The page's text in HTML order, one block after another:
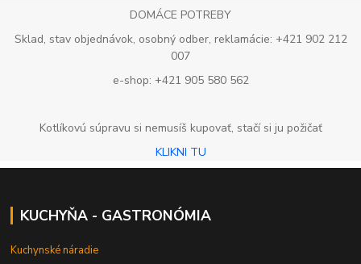
DOMÁCE POTREBY
Sklad, stav objednávok, osobný odber, reklamácie: +421 902 212
007
e-shop: +421 905 580 562
Kotlíkovú súpravu si nemusíš kupovať, stačí si ju požičať
KLIKNI TU
KUCHYŇA - GASTRONÓMIA
Kuchynské náradie